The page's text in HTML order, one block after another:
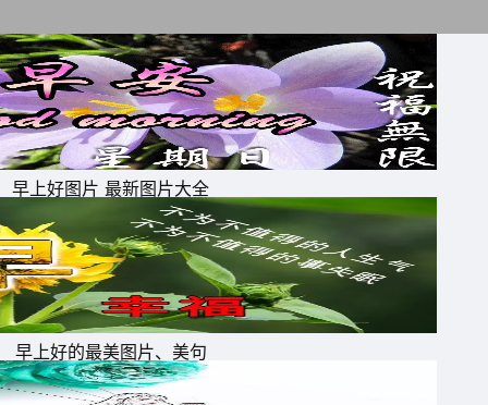
早上好图片 最新图片大全
早上好的最美图片、美句